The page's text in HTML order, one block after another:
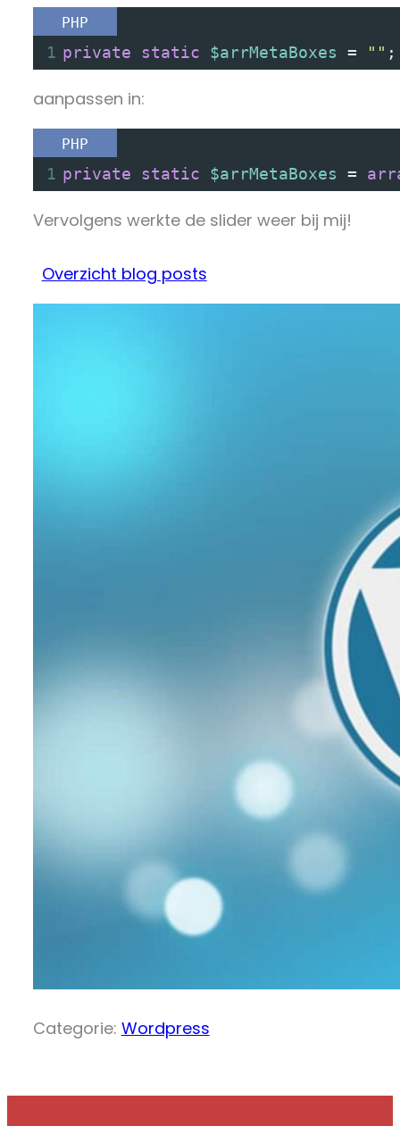
PHP
1 private static $arrMetaBoxes = "" ;
aanpassen in:
PHP
1 private static $arrMetaBoxes =
Vervolgens werkte de slider weer bij mij!
Overzicht blog posts
Categorie: Wordpress